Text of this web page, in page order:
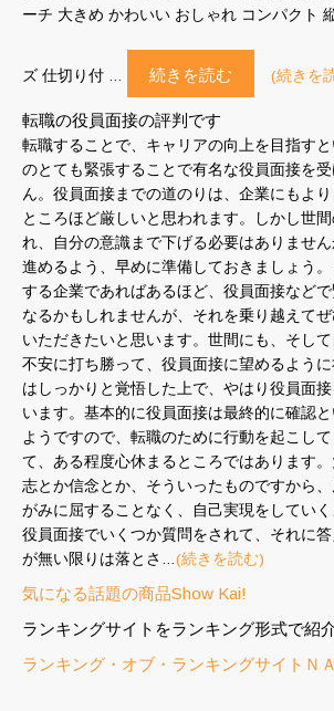
ーチ 大きめ かわいい おしゃれ コンパクト
ズ 仕切り付 … 続きを読む (続きを
転職の役員面接の評判です
転職することで、キャリアの向上を目指す
のとても緊張することで有名な役員面接を
ん。役員面接までの道のりは、企業にもよ
ところほど厳しいと思われます。しかし世
れ、自分の意識まで下げる必要はありませ
進めるよう、早めに準備しておきましょう
する企業であればあるほど、役員面接などで
なるかもしれませんが、それを乗り越えて
いただきたいと思います。世間にも、そし
不安に打ち勝って、役員面接に望めるよう
はしっかりと覚悟した上で、やはり役員面
います。基本的に役員面接は最終的に確認
ようですので、転職のために行動を起こし
て、ある程度心休まるところではあります
志とか信念とか、そういったものですから
がみに屈することなく、自己実現をしていく
役員面接でいくつか質問をされて、それに
が無い限りは落とさ…(続きを読む)
気になる話題の商品Show Kai!
ランキングサイトをランキング形式で紹
ランキング・オブ・ランキングサイトＮ